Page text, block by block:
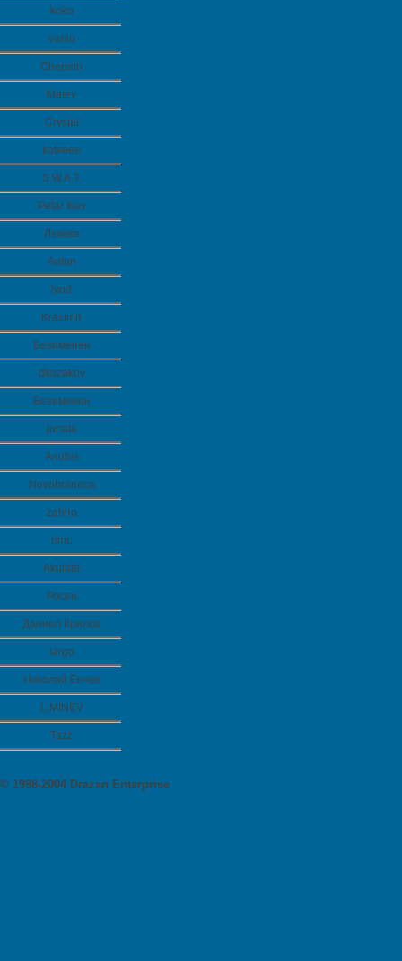
koko
vanio
Chepeto
Matev
Crystal
kotseee
S.W.A.T.
Petar Iliev
Левака
Anton
ivod
Krasimir
Безименен
dkazakov
Безименен
jonata
Anubis
Novobraneca
zahho
nmc
Akulata
Росен
Даниел Крилов
largo
Николай Енчев
L.MINEV
Tazz
© 1998-2004 Drazan Enterprise